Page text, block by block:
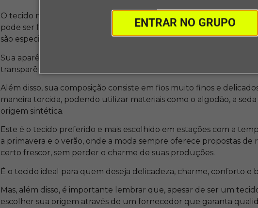
ENTRAR NO GRUPO
O tecido musseline possui características muito notáveis, devido à
pode ser facilmente descrita, sendo reconhecido facilmente até
são especialistas no universo da costura.
Sua aparência é muito característica, sendo descrita por um tecido
transparência considerável.
Além disso, sua composição consiste em fios muito finos e
maneira torcida, podendo utilizar materiais como o algodão, a
origem sintética.
Este é o tecido preferido e mais escolhido em estações com a
a primavera e o verão, onde a moda sempre oferece propostas
certo frescor, sem perder o charme de suas produções.
É o tecido ideal para quem deseja delicadeza, charme, conforto e
Mas, além disso, é importante lembrar que, apesar de ser um
escolher sua origem através de um fornecedor que garanta